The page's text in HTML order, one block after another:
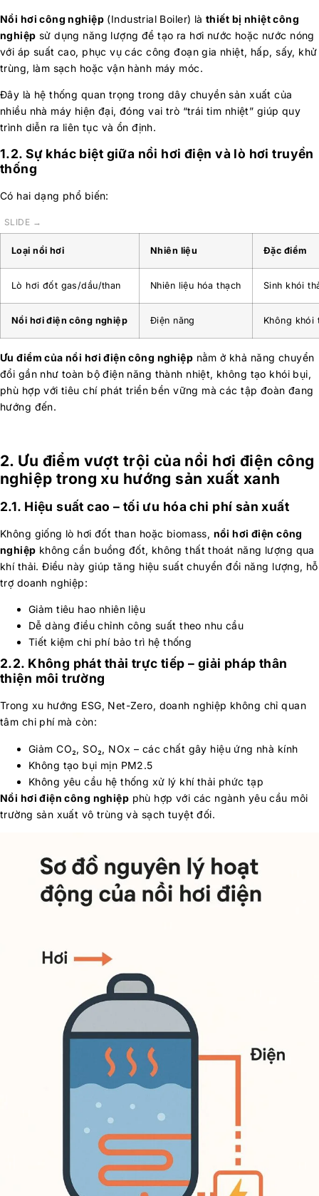
Nồi hơi công nghiệp(Industrial Boiler) làthiết bị nhiệt công
nghiệp sử dụng năng lượng để tạo ra hơi nước hoặc nước nóng
với áp suất cao, phục vụ các công đoạn gia nhiệt, hấp, sấy, khử
trùng, làm sạch hoặc vận hành máy móc.
Đây là hệ thống quan trọng trong dây chuyền sản xuất của
nhiều nhà máy hiện đại, đóng vai trò “trái tim nhiệt” giúp quy
trình diễn ra liên tục và ổn định.
1.2. Sự khác biệt giữa nồi hơi điện và lò hơi truyền
thống
Có hai dạng phổ biến:
Loại nồi hơi Nhiên liệu Đặc điểm
Lò hơi đốt gas/dầu/than Nhiên liệu hóa thạch Sinh khói
Nồi hơi điện công nghiệp Điện năng Không khói
Ưu điểm của nồi hơi điện công nghiệp nằm ở khả năng chuyển
đổi gần như toàn bộ điện năng thành nhiệt, không tạo khói bụi,
phù hợp với tiêu chí phát triển bền vững mà các tập đoàn đang
hướng đến.
2. Ưu điểm vượt trội của nồi hơi điện công
nghiệp trong xu hướng sản xuất xanh
2.1. Hiệu suất cao – tối ưu hóa chi phí sản xuất
Không giống lò hơi đốt than hoặc biomass, nồi hơi điện công
nghiệp không cần buồng đốt, không thất thoát năng lượng qua
khí thải. Điều này giúp tăng hiệu suất chuyển đổi năng lượng, hỗ
trợ doanh nghiệp:
Giảm tiêu hao nhiên liệu
Dễ dàng điều chỉnh công suất theo nhu cầu
Tiết kiệm chi phí bảo trì hệ thống
2.2. Không phát thải trực tiếp – giải pháp thân
thiện môi trường
Trong xu hướng ESG, Net-Zero, doanh nghiệp không chỉ quan
tâm chi phí mà còn:
Giảm CO₂, SO₂, NOx – các chất gây hiệu ứng nhà kính
Không tạo bụi mịn PM2.5
Không yêu cầu hệ thống xử lý khí thải phức tạp
Nồi hơi điện công nghiệp phù hợp với các ngành yêu cầu môi
trường sản xuất vô trùng và sạch tuyệt đối.